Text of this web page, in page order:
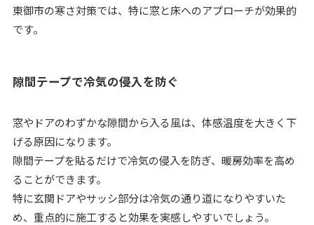
東御市の寒さ対策では、特に窓と床へのアプローチが効果的
です。
隙間テープで冷気の侵入を防ぐ
窓やドアのわずかな隙間から入る風は、体感温度を大きく下
げる原因になります。
隙間テープを貼るだけで冷気の侵入を防ぎ、暖房効率を高め
ることができます。
特に玄関ドアやサッシ部分は冷気の通り道になりやすいた
め、重点的に施工すると効果を実感しやすいでしょう。